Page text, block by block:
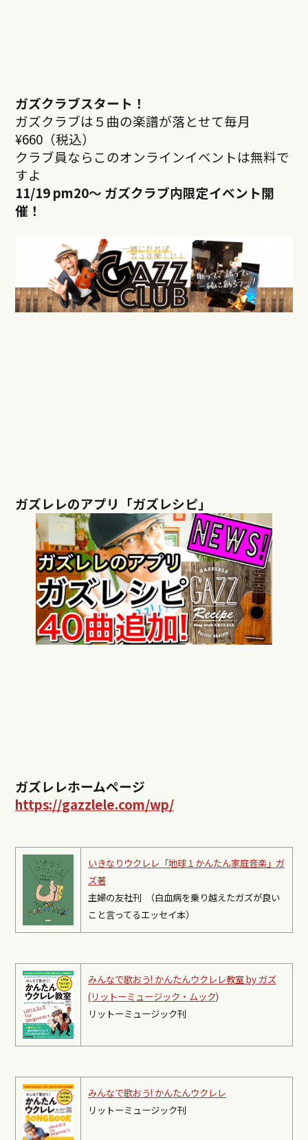
ガズクラブスタート！
ガズクラブは５曲の楽譜が落とせて毎月
¥660（税込）
クラブ員ならこのオンラインイベントは無料で
すよ
11/19 pm20～ ガズクラブ内限定イベント開
催！
ガズレレのアプリ「ガズレシピ」
ガズレレホームページ
https://gazzlele.com/wp/
いきなりウクレレ「地球１かんたん家庭音楽」ガ
ズ著
主婦の友社刊 （白血病を乗り越えたガズが良い
こと言ってるエッセイ本）
みんなで歌おう! かんたんウクレレ教室 by ガズ
(リットーミュージック・ムック)
リットーミュージック刊
みんなで歌おう! かんたんウクレレ
リットーミュージック刊